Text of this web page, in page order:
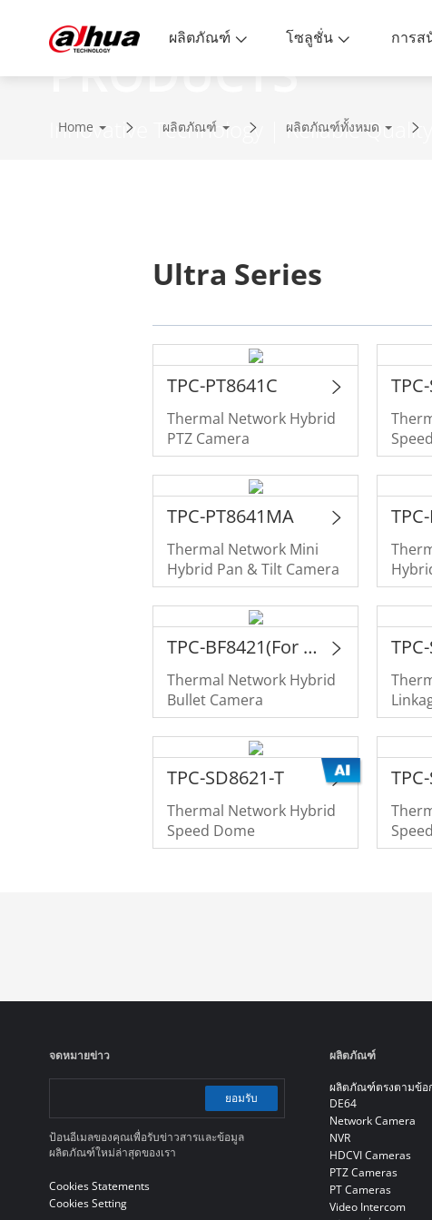
ผลิตภัณฑ์ โซลูชั่น
PRODUCTS
Innovative Technology | Reliable
Home ผลิตภัณฑ์ ผลิตภัณฑ์ทั้งหมด
Ultra Series
TPC-PT8641C
Thermal Network Hybrid
PTZ Camera
TPC-PT8641MA
Thermal Network Mini
Hybrid Pan & Tilt Camera
TPC-BF8421(For Project Only)
Thermal Network Hybrid
Bullet Camera
TPC-SD8621-T
Thermal Network Hybrid
Speed Dome
จดหมายข่าว
ยอมรับ
ป้อนอีเมลของคุณเพื่อรับข่าวสารและข้อมูล
ผลิตภัณฑ์ใหม่ล่าสุดของเรา
Cookies Statements
Cookies Setting
ผลิตภัณฑ์
ผลิตภัณฑ์ตรงตามข้อ
DE64
Network Camera
NVR
HDCVI Cameras
PTZ Cameras
PT Cameras
Video Intercom